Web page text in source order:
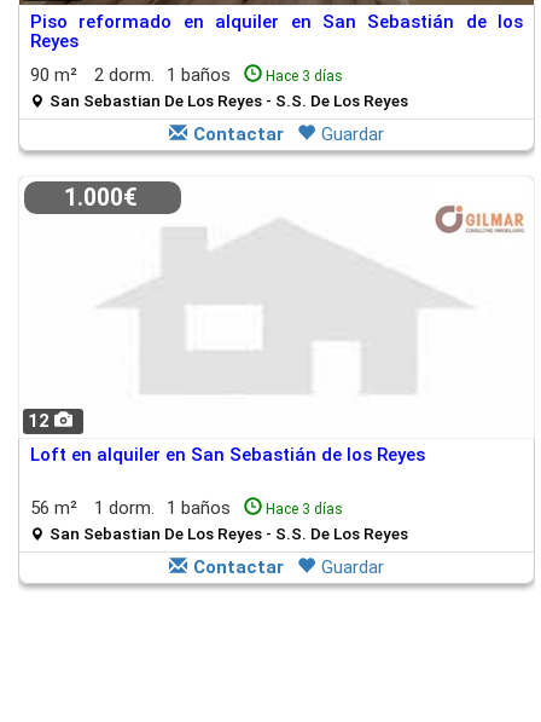
Piso reformado en alquiler en San Sebastián de los
Reyes
90 m²
2 dorm. 1 baños Hace 3 días
San Sebastian De Los Reyes - S.S. De Los Reyes
Contactar Guardar
12
1.000€
Loft en alquiler en San Sebastián de los Reyes
56 m² 1 dorm. 1 baños Hace 3 días
San Sebastian De Los Reyes - S.S. De Los Reyes
Contactar Guardar